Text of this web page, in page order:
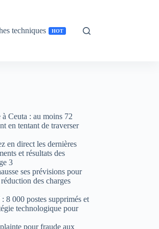
techniques HOT
Ceuta : au moins 72
en tentant de traverser
en direct les dernières
et résultats des
3
ses prévisions pour
des charges
8 000 postes supprimés et
technologique pour
pour fraude aux